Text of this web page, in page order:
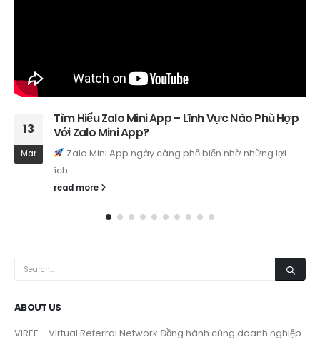
ZALO MINI APP CÓ XỨNG ĐÁNG ĐỂ DOANH
NGHIỆP ĐẦU TƯ?
mạnh, nhiều...